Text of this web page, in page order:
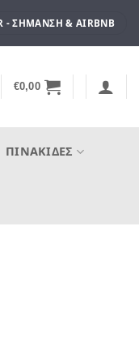
- ΣΉΜΑΝΣΗ & AIRBNB
€0,00
ΠΙΝΑΚΊΔΕΣ